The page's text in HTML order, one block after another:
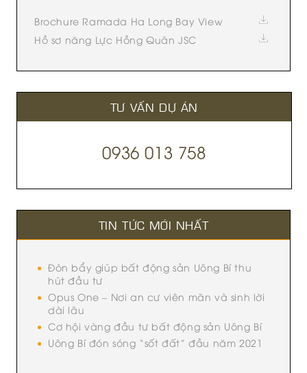
Brochure Ramada Ha Long Bay View
Hồ sơ năng Lực Hồng Quân JSC
TƯ VẤN DỰ ÁN
0936 013 758
TIN TỨC MỚI NHẤT
Đòn bẩy giúp bất động sản Uông Bí thu
hút đầu tư
Opus One – Nơi an cư viên mãn và sinh lời
dài lâu
Cơ hội vàng đầu tư bất động sản Uông Bí
Uông Bí đón sóng “sốt đất” đầu năm 2021